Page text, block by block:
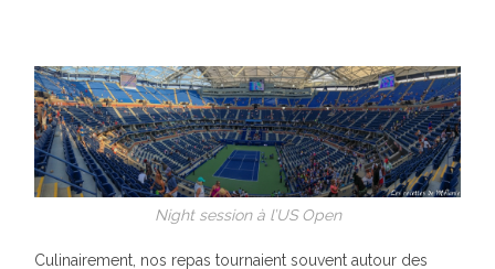
Night session à l’US Open
Culinairement, nos repas tournaient souvent autour des